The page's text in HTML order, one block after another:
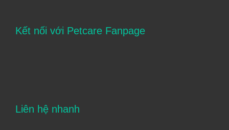
Kết nối với Petcare Fanpage
Liên hệ nhanh